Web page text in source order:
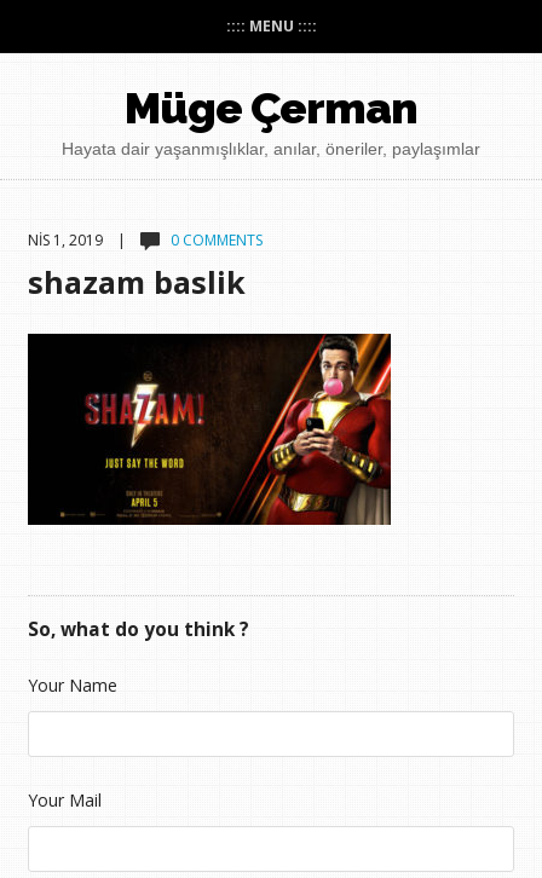
:::: MENU ::::
Müge Çerman
Hayata dair yaşanmışlıklar, anılar, öneriler, paylaşımlar
NIS 1, 2019 | 0 COMMENTS
shazam baslik
So, what do you think ?
Your Name
Your Mail